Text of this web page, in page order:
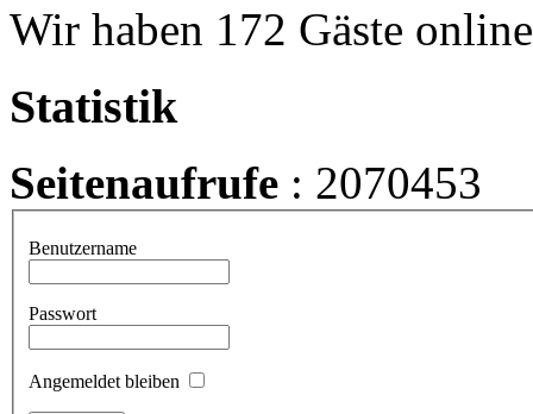
Wir haben 172 Gäste online
Statistik
Seitenaufrufe : 2070453
Benutzername
Passwort
Angemeldet bleiben